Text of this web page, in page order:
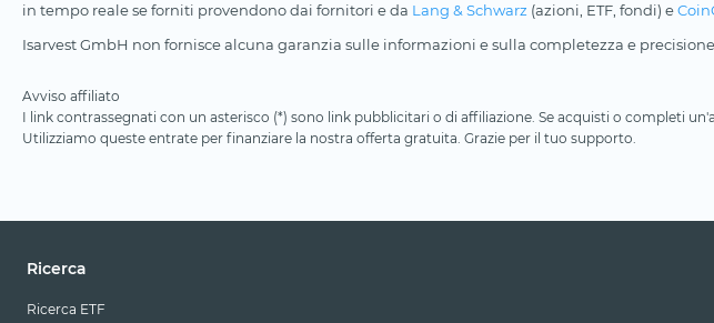
in tempo reale se forniti provendono dai fornitori e da Lang & Schwarz (azioni, ETF, fondi) e
Isarvest GmbH non fornisce alcuna garanzia sulle informazioni e sulla completezza e
Avviso affiliato
I link contrassegnati con un asterisco (*) sono link pubblicitari o di affiliazione. Se acquisti o completi
Utilizziamo queste entrate per finanziare la nostra offerta gratuita. Grazie per il tuo supporto.
Ricerca
Ricerca ETF